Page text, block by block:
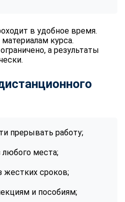
в удобное время.
курса.
а результаты
прерывать работу;
любого места;
жестких сроков;
и пособиям;